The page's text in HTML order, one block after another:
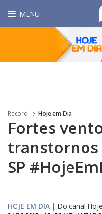
MENU
Record Hoje em Dia
Fortes
SP
HOJE EM DIA | Do canal